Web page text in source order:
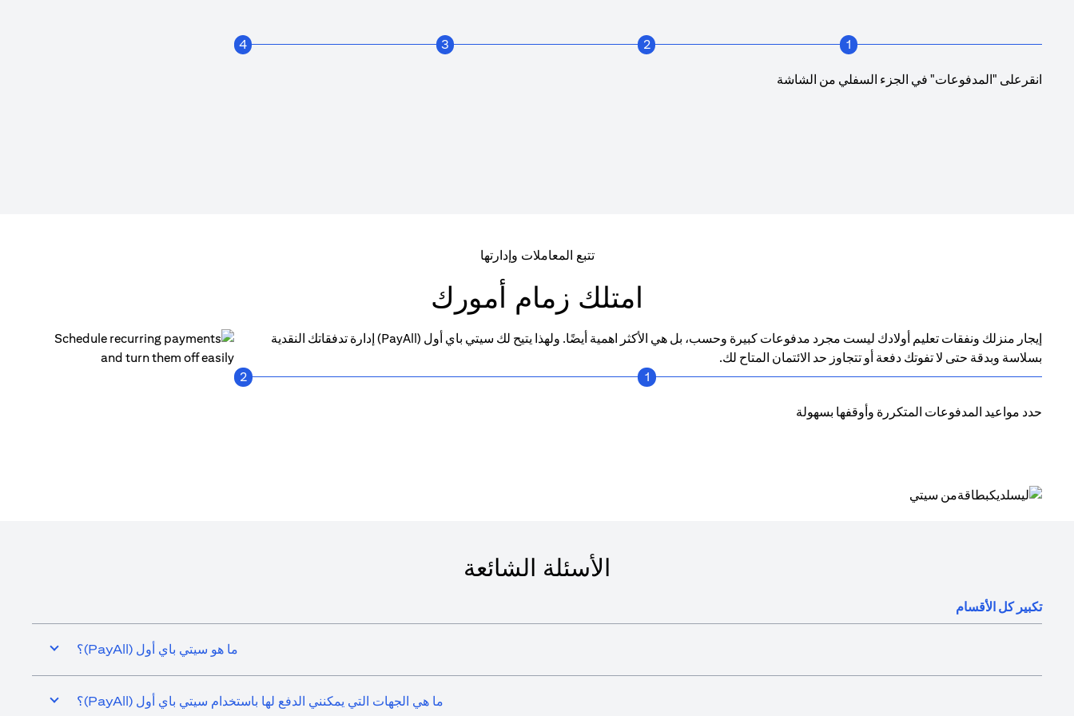
1
2
3
4
انقرعلى "المدفوعات" في الجزء السفلي من الشاشة
تتبع المعاملات وإدارتها
امتلك زمام أمورك
إيجار منزلك ونفقات تعليم أولادك ليست مجرد مدفوعات كبيرة وحسب، بل هي الأكثر اهمية أيضًا. ولهذا يتيح لك سيتي باي أول (PayAll) إدارة تدفقاتك النقدية
بسلاسة وبدقة حتى لا تفوتك دفعة أو تتجاوز حد الائتمان المتاح لك.
1
2
حدد مواعيد المدفوعات المتكررة وأوقفها بسهولة
الأسئلة الشائعة
تكبير كل الأقسام
ما هو سيتي باي أول (PayAll)؟
ما هي الجهات التي يمكنني الدفع لها باستخدام سيتي باي أول (PayAll)؟